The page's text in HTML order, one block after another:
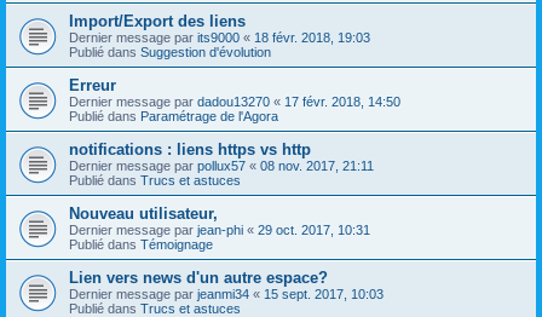
Import/Export des liens
Dernier message par its9000 « 18 févr. 2018, 19:03
Publié dans Suggestion d'évolution
Erreur
Dernier message par dadou13270 « 17 févr. 2018, 14:50
Publié dans Paramétrage de l'Agora
notifications : liens https vs http
Dernier message par pollux57 « 08 nov. 2017, 21:11
Publié dans Trucs et astuces
Nouveau utilisateur,
Dernier message par jean-phi « 29 oct. 2017, 10:31
Publié dans Témoignage
Lien vers news d'un autre espace?
Dernier message par jeanmi34 « 15 sept. 2017, 10:03
Publié dans Trucs et astuces